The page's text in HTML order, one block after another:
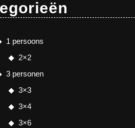
1 persoons
2×2
3 personen
3×3
3×4
3×6